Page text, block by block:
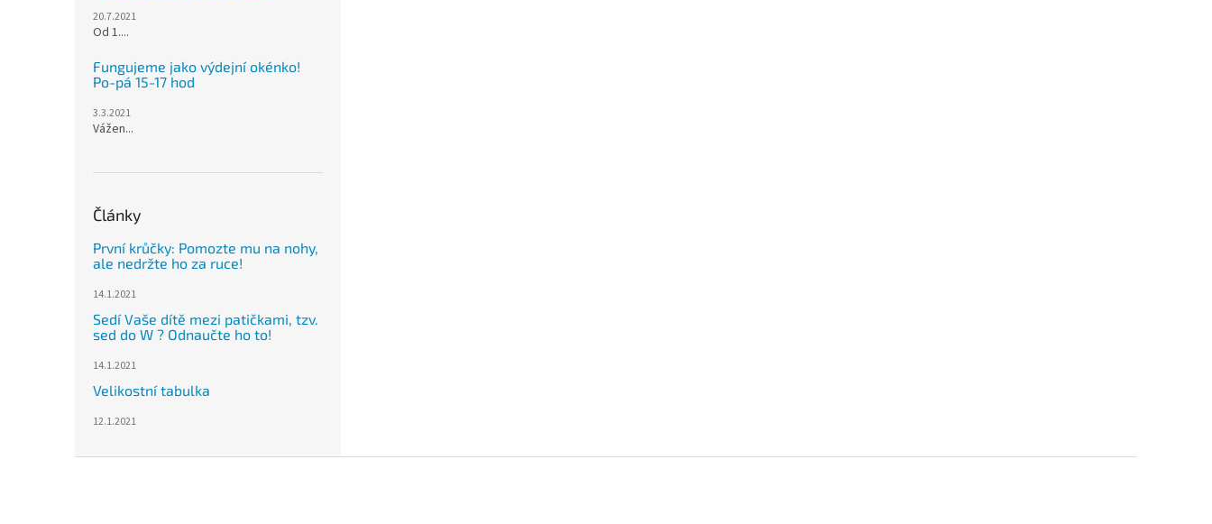
20.7.2021
Od 1....
Fungujeme jako výdejní okénko!
Po-pá 15-17 hod
3.3.2021
Vážen...
Články
První krůčky: Pomozte mu na nohy,
ale nedržte ho za ruce!
14.1.2021
Sedí Vaše dítě mezi patičkami, tzv.
sed do W ? Odnaučte ho to!
14.1.2021
Velikostní tabulka
12.1.2021